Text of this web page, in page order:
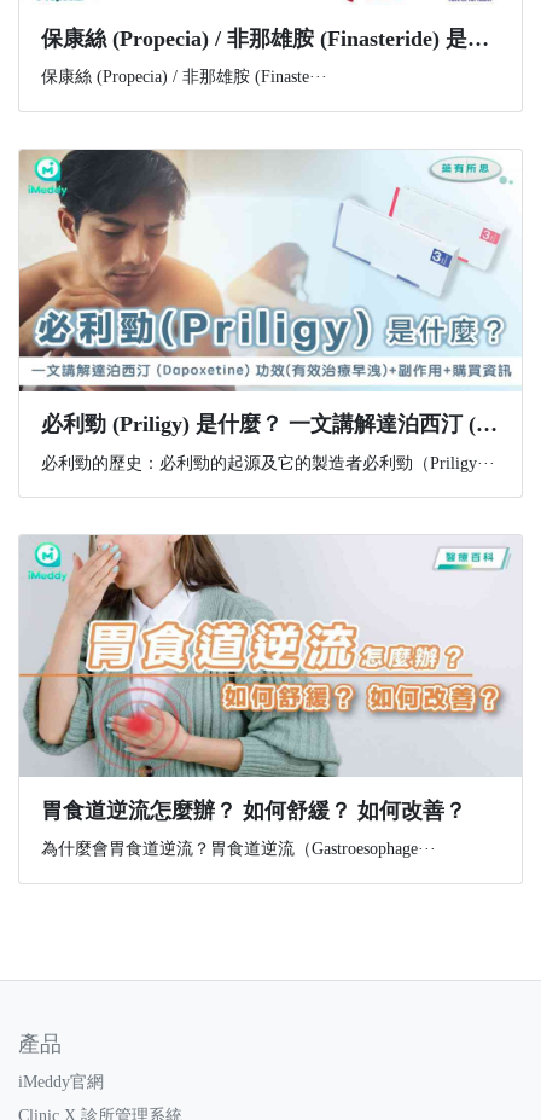
​保康絲 (Propecia) / 非那雄胺 (Finasteride) 是什麼？功效、副作用與購買資訊一文講解
保康絲 (Propecia) / 非那雄胺 (Finaste···
必利勁 (Priligy) 是什麼？ 一文講解達泊西汀 (Dapoxetine) 功效(有效治療早洩)+副作用+購買資訊
必利勁的歷史：必利勁的起源及它的製造者必利勁（Priligy···
胃食道逆流怎麼辦？ 如何舒緩？ 如何改善？
為什麼會胃食道逆流？胃食道逆流（Gastroesophage···
產品
iMeddy官網
Clinic X 診所管理系統